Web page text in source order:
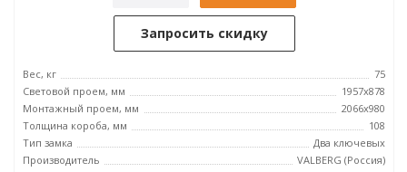
Запросить скидку
Вес, кг
75
Световой проем, мм
1957x878
Монтажный проем, мм
2066x980
Толщина короба, мм
108
Тип замка
Два ключевых
Производитель
VALBERG (Россия)